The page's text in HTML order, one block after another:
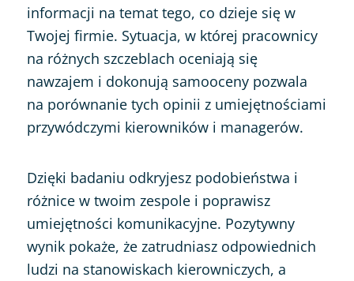
informacji na temat tego, co dzieje się w
Twojej firmie. Sytuacja, w której pracownicy
na różnych szczeblach oceniają się
nawzajem i dokonują samooceny pozwala
na porównanie tych opinii z umiejętnościami
przywódczymi kierowników i managerów.
Dzięki badaniu odkryjesz podobieństwa i
różnice w twoim zespole i poprawisz
umiejętności komunikacyjne. Pozytywny
wynik pokaże, że zatrudniasz odpowiednich
ludzi na stanowiskach kierowniczych, a